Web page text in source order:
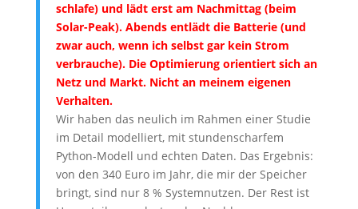
schlafe) und lädt erst am Nachmittag (beim
Solar-Peak). Abends entlädt die Batterie (und
zwar auch, wenn ich selbst gar kein Strom
verbrauche). Die Optimierung orientiert sich an
Netz und Markt. Nicht an meinem eigenen
Verhalten.
Wir haben das neulich im Rahmen einer Studie
im Detail modelliert, mit stundenscharfem
Python-Modell und echten Daten. Das Ergebnis:
von den 340 Euro im Jahr, die mir der Speicher
bringt, sind nur 8 % Systemnutzen. Der Rest ist